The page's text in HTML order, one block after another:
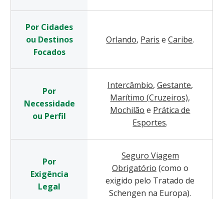
Por Cidades
ou Destinos
Focados
Orlando, Paris e Caribe.
Por
Necessidade
ou Perfil
Intercâmbio, Gestante,
Marítimo (Cruzeiros),
Mochilão e Prática de
Esportes.
Por
Exigência
Legal
Seguro Viagem
Obrigatório (como o
exigido pelo Tratado de
Schengen na Europa).